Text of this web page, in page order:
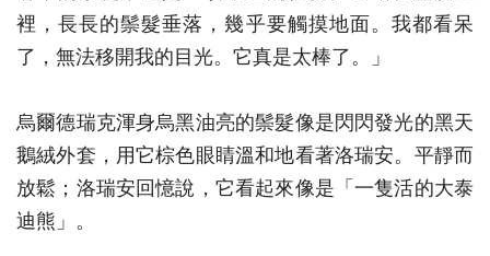
裡，長長的鬃髮垂落，幾乎要觸摸地面。我都看呆
了，無法移開我的目光。它真是太棒了。」
烏爾德瑞克渾身烏黑油亮的鬃髮像是閃閃發光的黑天
鵝絨外套，用它棕色眼睛溫和地看著洛瑞安。平靜而
放鬆；洛瑞安回憶說，它看起來像是「一隻活的大泰
迪熊」。